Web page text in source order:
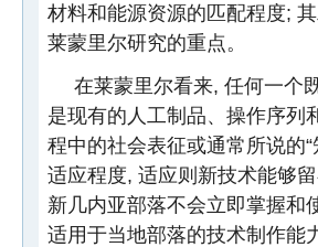
材料和能源资源的匹配程度;
莱蒙里尔研究的重点。
在莱蒙里尔看来, 任何一个
是现有的人工制品、操作序列
程中的社会表征或通常所说的
适应程度, 适应则新技术能够
新几内亚部落不会立即掌握和
适用于当地部落的技术制作能